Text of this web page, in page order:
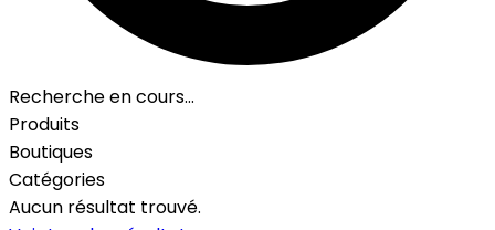
Recherche en cours…
Produits
Boutiques
Catégories
Aucun résultat trouvé.